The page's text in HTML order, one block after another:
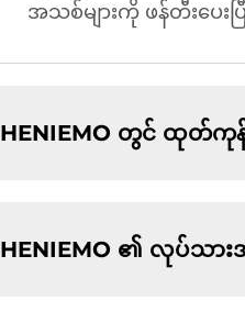
အသစ်များကို ဖန်တီးပေ
HENIEMO တွင် ထုတ်ကု
HENIEMO ၏ လုပ်သာ